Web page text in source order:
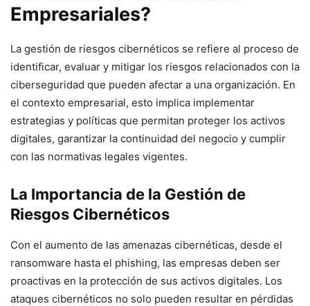
Empresariales?
La gestión de riesgos cibernéticos se refiere al proceso de
identificar, evaluar y mitigar los riesgos relacionados con la
ciberseguridad que pueden afectar a una organización. En
el contexto empresarial, esto implica implementar
estrategias y políticas que permitan proteger los activos
digitales, garantizar la continuidad del negocio y cumplir
con las normativas legales vigentes.
La Importancia de la Gestión de
Riesgos Cibernéticos
Con el aumento de las amenazas cibernéticas, desde el
ransomware hasta el phishing, las empresas deben ser
proactivas en la protección de sus activos digitales. Los
ataques cibernéticos no solo pueden resultar en pérdidas